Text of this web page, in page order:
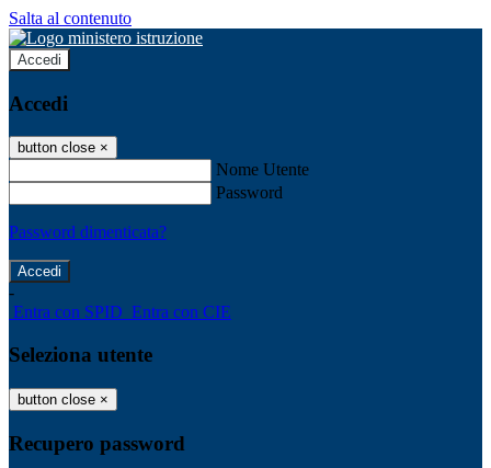
Salta al contenuto
Accedi
Accedi
button close ×
Nome Utente
Password
Password dimenticata?
-
Entra con SPID Entra con CIE
Seleziona utente
button close ×
Recupero password